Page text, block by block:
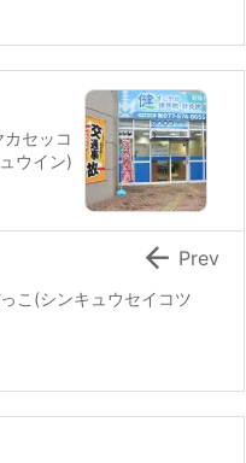
セッコ
ウイン)
こ(シンキュウセイコツ
 Prev